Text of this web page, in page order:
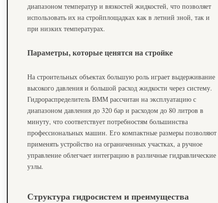
диапазоном температур и вязкостей жидкостей, что позволяет
использовать их на стройплощадках как в летний зной, так и
при низких температурах.
Параметры, которые ценятся на стройке
На строительных объектах большую роль играет выдерживание
высокого давления и большой расход жидкости через систему.
Гидрораспределитель ВММ рассчитан на эксплуатацию с
диапазоном давления до 320 бар и расходом до 80 литров в
минуту, что соответствует потребностям большинства
профессиональных машин. Его компактные размеры позволяют
применять устройство на ограниченных участках, а ручное
управление облегчает интеграцию в различные гидравлические
узлы.
Структура гидросистем и преимущества